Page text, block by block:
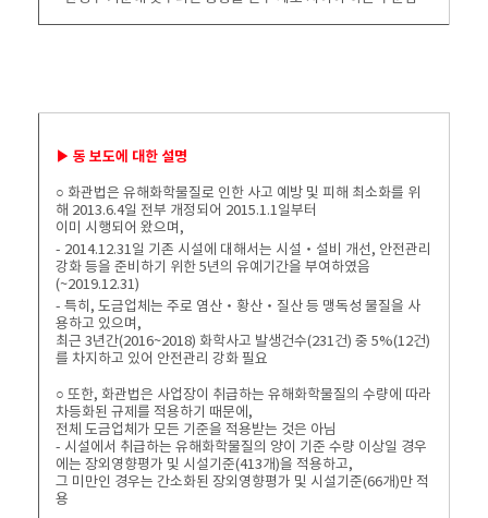
▶ 동 보도에 대한 설명
○ 화관법은 유해화학물질로 인한 사고 예방 및 피해 최소화를 위
해 2013.6.4일 전부 개정되어 2015.1.1일부터
이미 시행되어 왔으며,
- 2014.12.31일 기존 시설에 대해서는 시설‧설비 개선, 안전관리
강화 등을 준비하기 위한 5년의 유예기간을 부여하였음
(~2019.12.31)
- 특히, 도금업체는 주로 염산‧황산‧질산 등 맹독성 물질을 사
용하고 있으며,
최근 3년간(2016~2018) 화학사고 발생건수(231건) 중 5%(12건)
를 차지하고 있어 안전관리 강화 필요
○ 또한, 화관법은 사업장이 취급하는 유해화학물질의 수량에 따라
차등화된 규제를 적용하기 때문에,
전체 도금업체가 모든 기준을 적용받는 것은 아님
- 시설에서 취급하는 유해화학물질의 양이 기준 수량 이상일 경우
에는 장외영향평가 및 시설기준(413개)을 적용하고,
그 미만인 경우는 간소화된 장외영향평가 및 시설기준(66개)만 적
용